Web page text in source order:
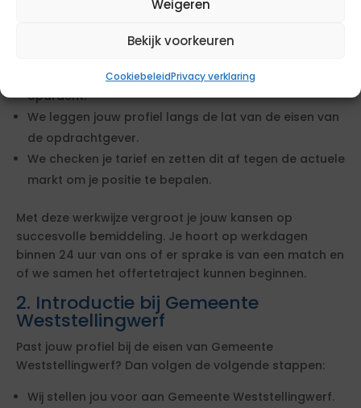
Weigeren
Bekijk voorkeuren
CookiebeleidPrivacy verklaring
direct met het beoordelen van een mogelijke match.
We bekijken of jouw ervaring en cv aansluiten bij de
opdracht.
We leggen jouw profiel langs de lat van de eisen van
de opdrachtgever.
We checken je tarief en zetten dit af tegen de actuele
markt om je positie te bepalen.
Met deze werkwijze vergroot je jouw kansen op
succesvolle bemiddeling. Je hoort op werkdagen
binnen 24 uur van ons of er sprake is van een match en
of we samen het offertetraject kunnen beginnen.
2. Introductie bij Gemeente
Weststellingwerf
Past jouw profiel bij de eisen van Gemeente
Weststellingwerf? Dan volgen de volgende stappen:
Wij stellen jou voor aan Gemeente Weststellingwerf.